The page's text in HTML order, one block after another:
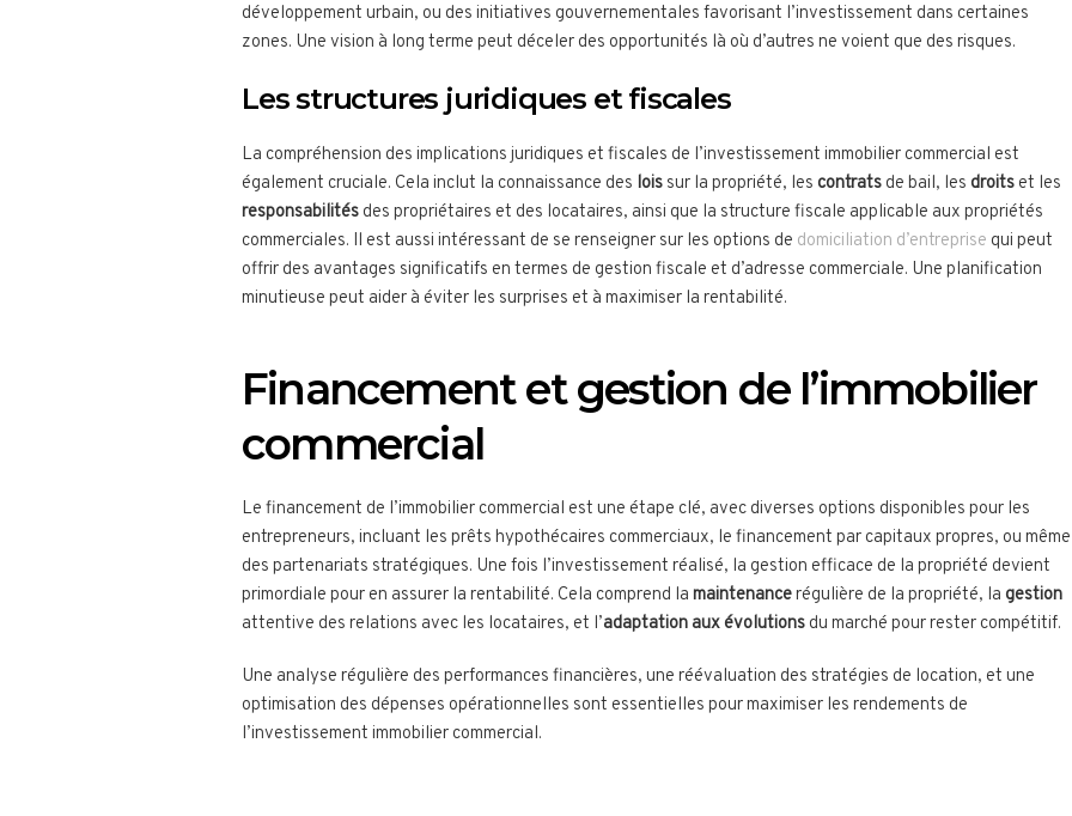
développement urbain, ou des initiatives gouvernementales favorisant l’investissement dans certaines
zones. Une vision à long terme peut déceler des opportunités là où d’autres ne voient que des risques.
Les structures juridiques et fiscales
La compréhension des implications juridiques et fiscales de l’investissement immobilier commercial est
également cruciale. Cela inclut la connaissance des lois sur la propriété, les contrats de bail, les droits et les
responsabilités des propriétaires et des locataires, ainsi que la structure fiscale applicable aux propriétés
commerciales. Il est aussi intéressant de se renseigner sur les options de domiciliation d’entreprise qui peut
offrir des avantages significatifs en termes de gestion fiscale et d’adresse commerciale. Une planification
minutieuse peut aider à éviter les surprises et à maximiser la rentabilité.
Financement et gestion de l’immobilier
commercial
Le financement de l’immobilier commercial est une étape clé, avec diverses options disponibles pour les
entrepreneurs, incluant les prêts hypothécaires commerciaux, le financement par capitaux propres, ou même
des partenariats stratégiques. Une fois l’investissement réalisé, la gestion efficace de la propriété devient
primordiale pour en assurer la rentabilité. Cela comprend la maintenancerégulière de la propriété, la gestion
attentive des relations avec les locataires, et l’adaptation aux évolutions du marché pour rester compétitif.
Une analyse régulière des performances financières, une réévaluation des stratégies de location, et une
optimisation des dépenses opérationnelles sont essentielles pour maximiser les rendements de
l’investissement immobilier commercial.